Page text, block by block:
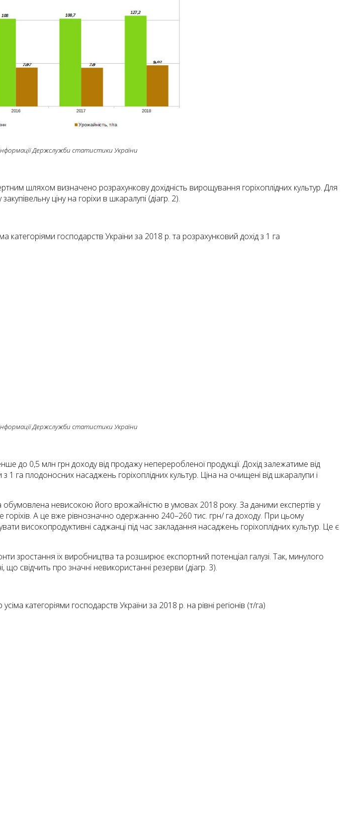
Держслужби статистики України
шляхом визначено розрахункову дохідність вирощування горіхоплідних культур. Для
ціну на горіхи в шкаралупі (діагр. 2).
категоріями господарств України за 2018 р. та розрахунковий дохід з 1 га
Держслужби статистики України
до 0,5 млн грн доходу від продажу непереробленої продукції. Дохід залежатиме від
плодоносних насаджень горіхоплідних культур. Ціна на очищені від шкаралупи і
невисокою його врожайністю в умовах 2018 року. За даними експертів у
А це вже рівнозначно одержанню 240–260 тис. грн/ га доходу. При цьому
високопродуктивні саджанці під час закладання насаджень горіхоплідних культур. Це є
зростання їх виробництва та розширює експортний потенціал галузі. Так, минулого
що свідчить про значні невикористанні резерви (діагр. 3).
категоріями господарств України за 2018 р. на рівні регіонів (т/га)